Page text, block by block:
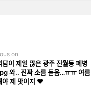
on
제일 많은 광주 진월동 폐병
와.. 진짜 소름 돋음…ㅠㅠ 여름
제 맛이지 ❤️